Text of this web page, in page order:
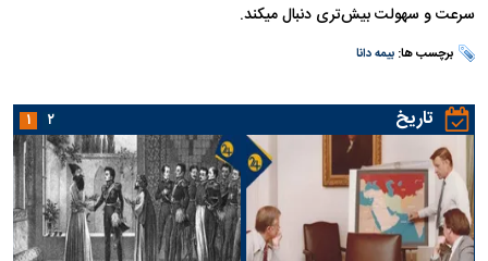
سرعت و سهولت بیش‌تری دنبال میکند.
برچسب ها:بیمه دانا
تاریخ ۱ ۲